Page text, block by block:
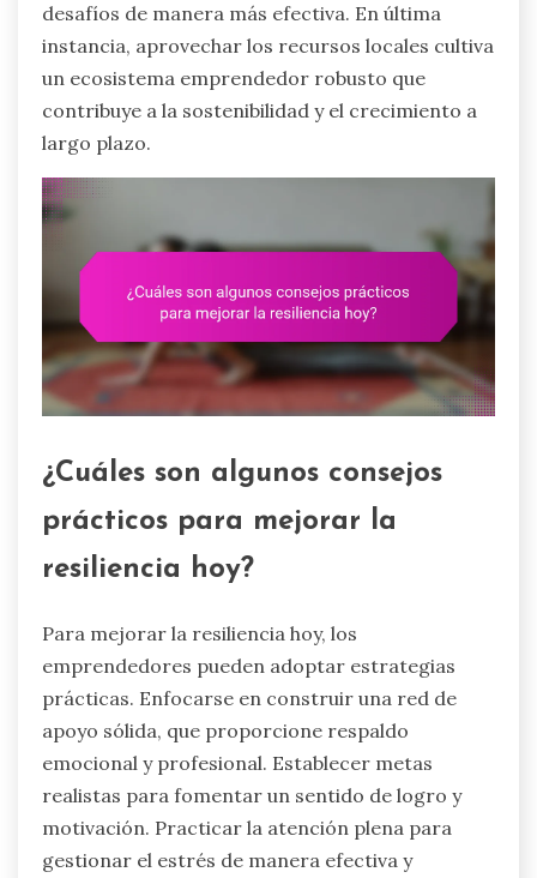
desafíos de manera más efectiva. En última
instancia, aprovechar los recursos locales cultiva
un ecosistema emprendedor robusto que
contribuye a la sostenibilidad y el crecimiento a
largo plazo.
¿Cuáles son algunos consejos
prácticos para mejorar la
resiliencia hoy?
Para mejorar la resiliencia hoy, los
emprendedores pueden adoptar estrategias
prácticas. Enfocarse en construir una red de
apoyo sólida, que proporcione respaldo
emocional y profesional. Establecer metas
realistas para fomentar un sentido de logro y
motivación. Practicar la atención plena para
gestionar el estrés de manera efectiva y